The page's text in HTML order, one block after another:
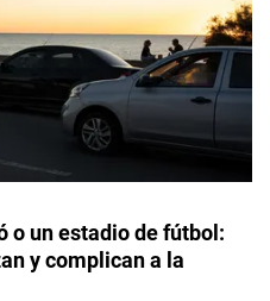
o un estadio de fútbol:
y complican a la